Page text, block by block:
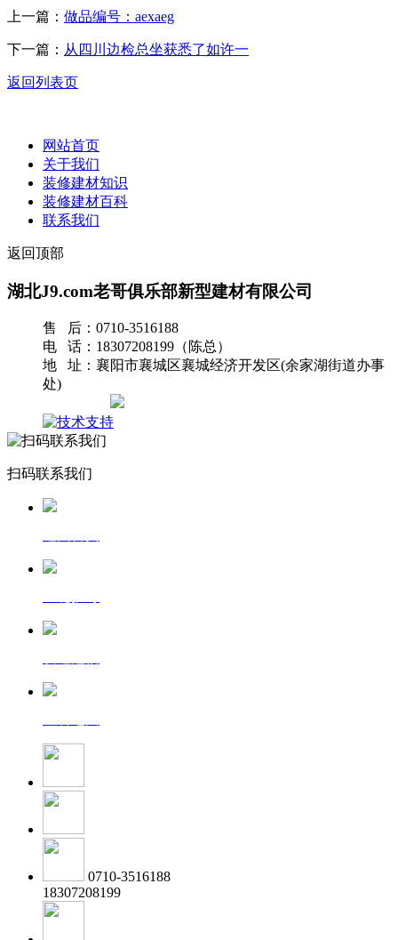
上一篇： 做品编号：aexaeg
下一篇： 从四川边检总坐获悉了如许一
返回列表页
网站首页
关于我们
装修建材知识
装修建材百科
联系我们
返回顶部
湖北J9.com老哥俱乐部新型建材有限公司
售 后：0710-3516188
电 话：18307208199（陈总）
地 址：襄阳市襄城区襄城经济开发区(余家湖街道办事
处)
扫码联系我们
0710-3516188
18307208199